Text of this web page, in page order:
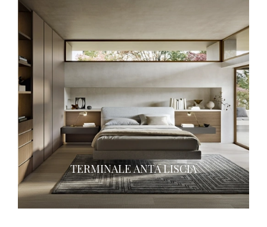
TERMINALE ANTA LISCIA